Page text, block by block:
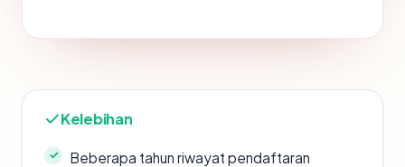
Kelebihan
Beberapa tahun riwayat pendaftaran